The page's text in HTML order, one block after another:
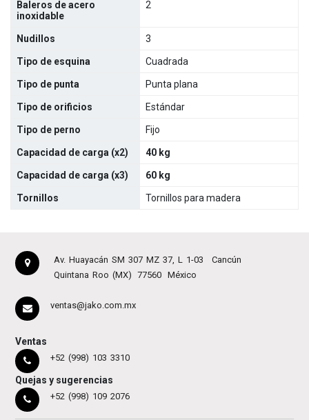
Baleros de acero
inoxidable
2
Nudillos 3
Tipo de esquina Cuadrada
Tipo de punta Punta plana
Tipo de orificios Estándar
Tipo de perno Fijo
Capacidad de carga (x2) 40 kg
Capacidad de carga (x3) 60 kg
Tornillos Tornillos para madera
Av. Huayacán SM 307 MZ 37, L 1-03
Cancún
Quintana Roo (MX)
77560 México
ventas@jako.com.mx
Ventas
+52 (998) 103 3310
Quejas y sugerencias
+52 (998) 109 2076